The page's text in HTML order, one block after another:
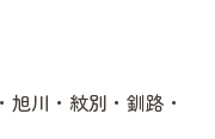
川・紋別・釧路・